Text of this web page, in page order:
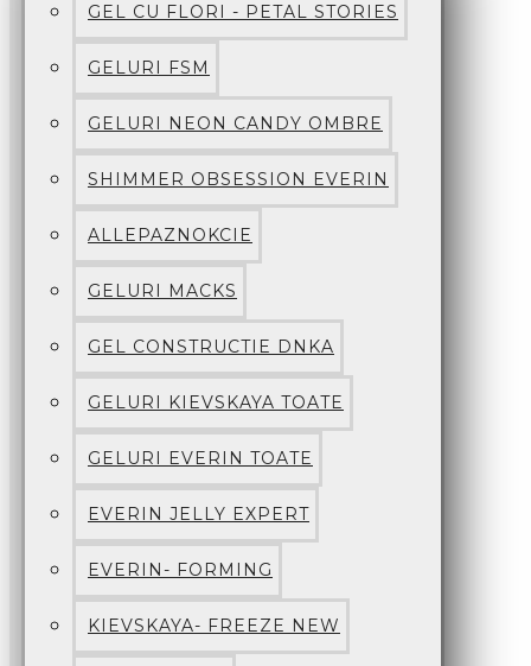
GEL CU FLORI - PETAL STORIES
GELURI FSM
GELURI NEON CANDY OMBRE
SHIMMER OBSESSION EVERIN
ALLEPAZNOKCIE
GELURI MACKS
GEL CONSTRUCTIE DNKA
GELURI KIEVSKAYA TOATE
GELURI EVERIN TOATE
EVERIN JELLY EXPERT
EVERIN- FORMING
KIEVSKAYA- FREEZE NEW